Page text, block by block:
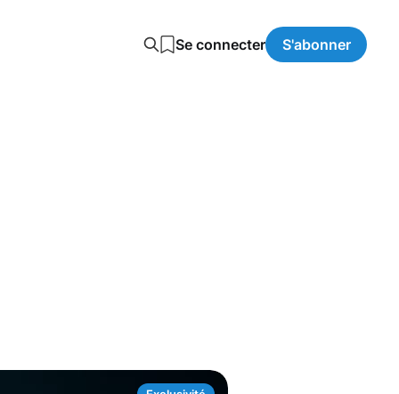
Se connecter S'abonner